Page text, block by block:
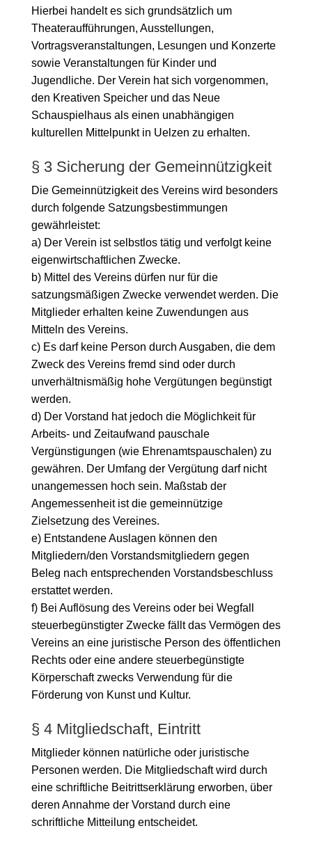
Hierbei handelt es sich grundsätzlich um
Theateraufführungen, Ausstellungen,
Vortragsveranstaltungen, Lesungen und Konzerte
sowie Veranstaltungen für Kinder und
Jugendliche. Der Verein hat sich vorgenommen,
den Kreativen Speicher und das Neue
Schauspielhaus als einen unabhängigen
kulturellen Mittelpunkt in Uelzen zu erhalten.
§ 3 Sicherung der Gemeinnützigkeit
Die Gemeinnützigkeit des Vereins wird besonders
durch folgende Satzungsbestimmungen
gewährleistet:
a) Der Verein ist selbstlos tätig und verfolgt keine
eigenwirtschaftlichen Zwecke.
b) Mittel des Vereins dürfen nur für die
satzungsmäßigen Zwecke verwendet werden. Die
Mitglieder erhalten keine Zuwendungen aus
Mitteln des Vereins.
c) Es darf keine Person durch Ausgaben, die dem
Zweck des Vereins fremd sind oder durch
unverhältnismäßig hohe Vergütungen begünstigt
werden.
d) Der Vorstand hat jedoch die Möglichkeit für
Arbeits- und Zeitaufwand pauschale
Vergünstigungen (wie Ehrenamtspauschalen) zu
gewähren. Der Umfang der Vergütung darf nicht
unangemessen hoch sein. Maßstab der
Angemessenheit ist die gemeinnützige
Zielsetzung des Vereines.
e) Entstandene Auslagen können den
Mitgliedern/den Vorstandsmitgliedern gegen
Beleg nach entsprechenden Vorstandsbeschluss
erstattet werden.
f) Bei Auflösung des Vereins oder bei Wegfall
steuerbegünstigter Zwecke fällt das Vermögen des
Vereins an eine juristische Person des öffentlichen
Rechts oder eine andere steuerbegünstigte
Körperschaft zwecks Verwendung für die
Förderung von Kunst und Kultur.
§ 4 Mitgliedschaft, Eintritt
Mitglieder können natürliche oder juristische
Personen werden. Die Mitgliedschaft wird durch
eine schriftliche Beitrittserklärung erworben, über
deren Annahme der Vorstand durch eine
schriftliche Mitteilung entscheidet.